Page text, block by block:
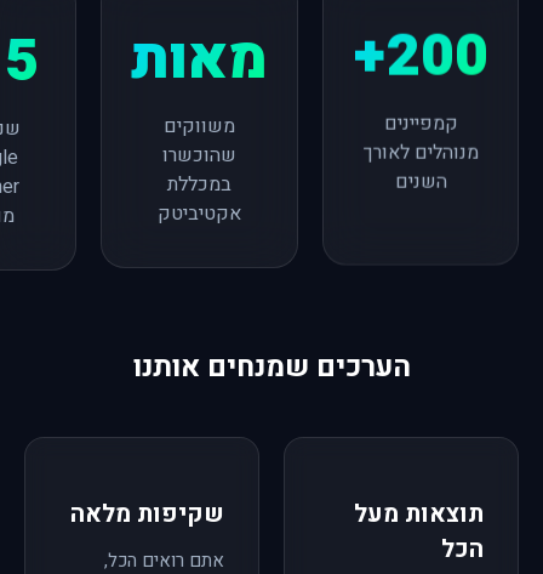
200+
קמפיינים
מנוהלים לאורך
השנים
מאות
משווקים
שהוכשרו
במכללת
אקטיביטק
הערכים שמנחים אותנו
תוצאות מעל
הכל
שקיפות מלאה
אתם רואים הכל,